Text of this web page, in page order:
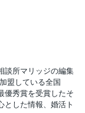
談所マリッジの編集
盟している全国
優秀賞を受賞したそ
とした情報、婚活ト